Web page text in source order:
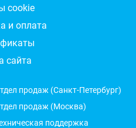
cookie
и оплата
сайта
продаж (Санкт-Петербург)
продаж (Москва)
поддержка